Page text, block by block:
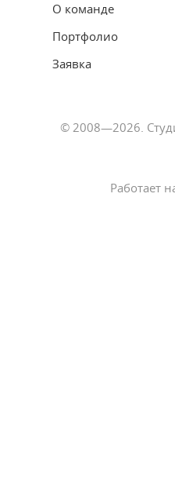
О команде
Портфолио
Заявка
© 2008—2026.
Работает